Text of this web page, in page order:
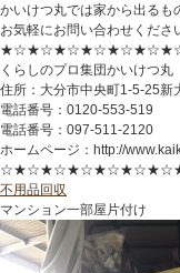
かいけつ丸では家から出るも
お気軽にお問い合わせくださ
くらしのプロ集団かいけつ丸
住所：大分市中央町1-5-25新
電話番号：0120-553-519
電話番号：097-511-2120
ホームページ：http://
不用品回収
マンション一部屋片付け